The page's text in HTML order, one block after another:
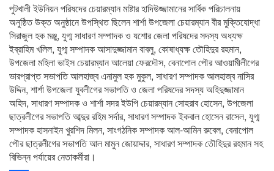
পুটখালী ইউনিয়ন পরিষদের চেয়ারম্যান মাষ্টার হাদিউজ্জামানের সার্বিক পরিচালনায়
অনুষ্ঠিত উক্ত অনুষ্ঠানে উপস্থিত ছিলেন শার্শা উপজেলা চেয়ারম্যান বীর মুক্তিযোদ্ধা
সিরাজুল হক মঞ্জু, যুগ্ম সাধারণ সম্পাদক ও যশোর জেলা পরিষদের সদস্য অধ্যক্ষ
ইব্রাহিম খলিল, যুগ্ম সম্পাদক আসাদুজ্জামান বাবলু, কোষাধ্যক্ষ তৌহিদুর রহমান,
উপজেলা মহিলা ভাইস চেয়ারম্যান আলেয়া ফেরদৌস, বেনাপোল পৌর আওয়ামীলীগের
ভারপ্রাপ্ত সভাপতি আলহাজ্ব এনামুল হক মুকুল, সাধারণ সম্পাদক আলহাজ্ব নাসির
উদ্দিন, শার্শা উপজেলা যুবলীগের সভাপতি ও জেলা পরিষদের সদস্য অহিদুজ্জামান
অহিদ, সাধারণ সম্পাদক ও শার্শা সদর ইউপি চেয়ারম্যান সোহরাব হোসেন, উপজেলা
ছাত্রলীগের সভাপতি আব্দুর রহিম সর্দার, সাধারণ সম্পাদক ইকবাল হোসেন রাসেল, যুগ্ম
সম্পাদক হাসনাইন খুরশিদ মিলন, সাংগঠনিক সম্পাদক আল-আমিন রুবেল, বেনাপোল
পৌর ছাত্রলীগের সভাপতি আল মামুন জোয়াদ্দার, সাধারণ সম্পাদক তৌহিদুর রহমান সহ
বিভিন্ন পর্যায়ের নেতাকর্মীরা।